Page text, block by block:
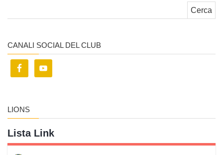
CANALI SOCIAL DEL CLUB
LIONS
Lista Link